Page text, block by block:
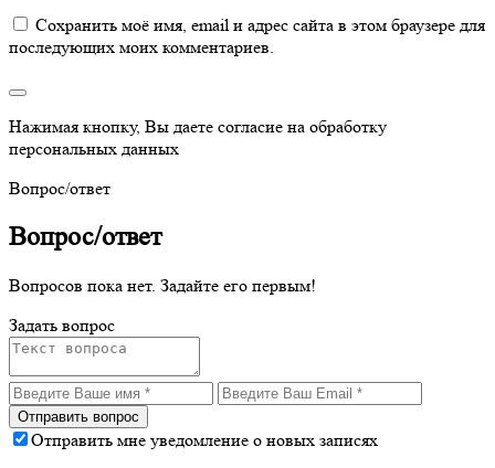
Сохранить моё имя, email и адрес сайта в этом браузере для
последующих моих комментариев.
Нажимая кнопку, Вы даете согласие на обработку
персональных данных
Вопрос/ответ
Вопрос/ответ
Вопросов пока нет. Задайте его первым!
Задать вопрос
Отправить мне уведомление о новых записях